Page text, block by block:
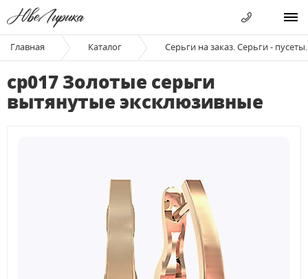
Главная Каталог Серьги на заказ. Серьги - пусеты.
ср017 Золотые серьги
вытянутые эксклюзивные